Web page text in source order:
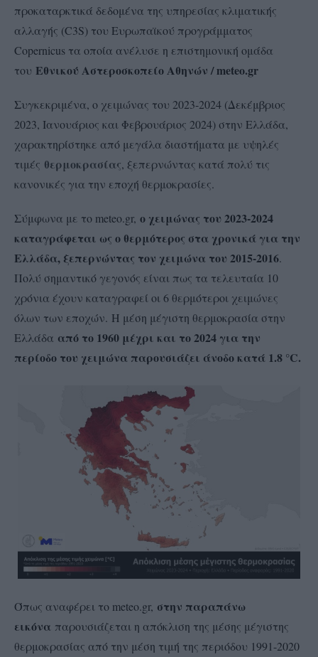
προκαταρκτικά δεδομένα της υπηρεσίας κλιματικής
αλλαγής (C3S) του Ευρωπαϊκού προγράμματος
Copernicus τα οποία ανέλυσε η επιστημονική ομάδα
του Εθνικού Αστεροσκοπείο Αθηνών / meteo.gr
Συγκεκριμένα, ο χειμώνας του 2023-2024 (Δεκέμβριος
2023, Ιανουάριος και Φεβρουάριος 2024) στην Ελλάδα,
χαρακτηρίστηκε από μεγάλα διαστήματα με υψηλές
τιμές θερμοκρασίας, ξεπερνώντας κατά πολύ τις
κανονικές για την εποχή θερμοκρασίες.
Σύμφωνα με το meteo.gr, ο χειμώνας του 2023-2024
καταγράφεται ως ο θερμότερος στα χρονικά για την
Ελλάδα, ξεπερνώντας τον χειμώνα του 2015-2016.
Πολύ σημαντικό γεγονός είναι πως τα τελευταία 10
χρόνια έχουν καταγραφεί οι 6 θερμότεροι χειμώνες
όλων των εποχών. Η μέση μέγιστη θερμοκρασία στην
Ελλάδα από το 1960 μέχρι και το 2024 για την
περίοδο του χειμώνα παρουσιάζει άνοδο κατά 1.8 °C.
Όπως αναφέρει το meteo.gr, στην παραπάνω
εικόνα παρουσιάζεται η απόκλιση της μέσης μέγιστης
θερμοκρασίας από την μέση τιμή της περιόδου 1991-2020